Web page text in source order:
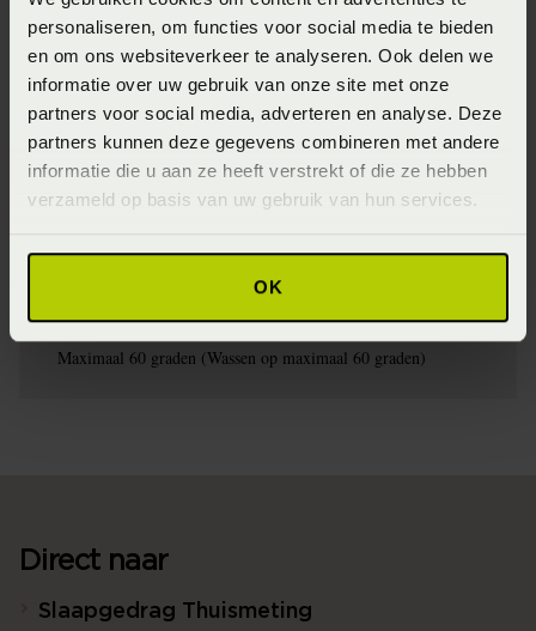
personaliseren, om functies voor social media te bieden
en om ons websiteverkeer te analyseren. Ook delen we
informatie over uw gebruik van onze site met onze
partners voor social media, adverteren en analyse. Deze
partners kunnen deze gegevens combineren met andere
informatie die u aan ze heeft verstrekt of die ze hebben
verzameld op basis van uw gebruik van hun services.
OK
Artikelnummer
8715944734318
Seizoen
SS2021 (2021)
Wasinstructie
Maximaal 60 graden (Wassen op maximaal 60 graden)
Direct naar
Slaapgedrag Thuismeting